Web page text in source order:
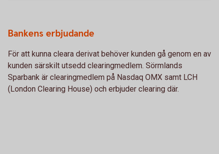
Bankens erbjudande
För att kunna cleara derivat behöver kunden gå genom en av
kunden särskilt utsedd clearingmedlem. Sörmlands
Sparbank är clearingmedlem på Nasdaq OMX samt LCH
(London Clearing House) och erbjuder clearing där.